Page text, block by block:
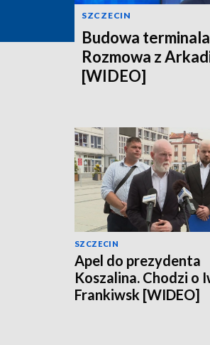
SZCZECIN
Budowa
Rozmowa z
[WIDEO]
SZCZECIN
Apel do prezydenta
Koszalina. Chodzi o
Frankiwsk [WIDEO]